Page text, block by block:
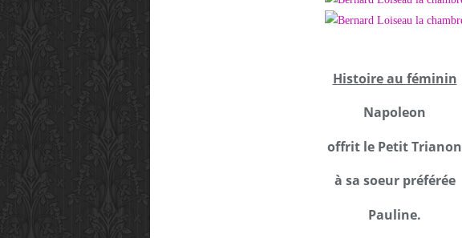
Histoire au féminin
Napoleon
offrit le Petit Trianon
à sa soeur préférée
Pauline.